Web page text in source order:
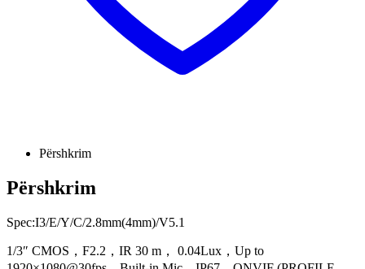
Përshkrim
Përshkrim
Spec:I3/E/Y/C/2.8mm(4mm)/V5.1
1/3″ CMOS，F2.2，IR 30 m， 0.04Lux，Up to